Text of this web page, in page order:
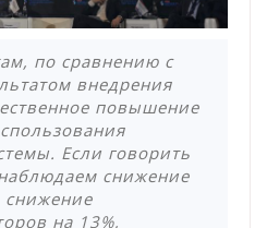
по сравнению с
внедрения
повышение
Если говорить
снижение
снижение
на 13%,